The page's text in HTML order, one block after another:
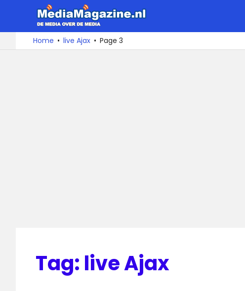
naar
De
media
over
Home live Ajax Page 3
Tag: live Ajax